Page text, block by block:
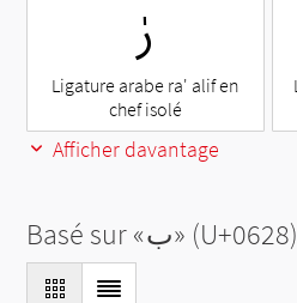
ﱜ
Ligature arabe ra' alif en
chef isolé
Afficher davantage
Basé sur «ب» (U+0628)